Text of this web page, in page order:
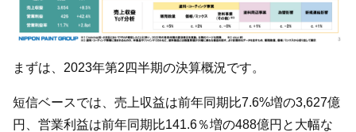
まずは、2023年第2四半期の決算概況です。
短信ベースでは、売上収益は前年同期比7.6%増の3,627億
円、営業利益は前年同期比141.6％増の488億円と大幅な